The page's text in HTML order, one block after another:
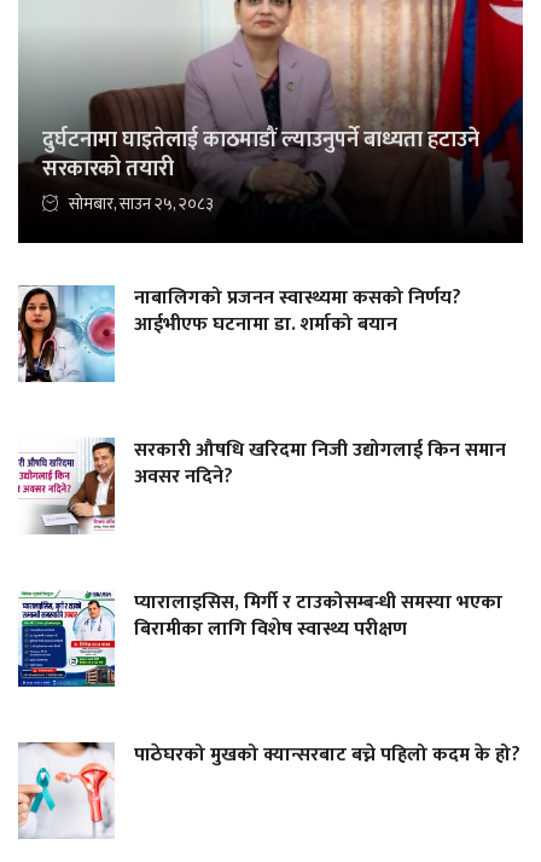
दुर्घटनामा घाइतेलाई काठमाडौं ल्याउनुपर्ने बाध्यता हटाउने
सरकारको तयारी
सोमबार, साउन २५, २०८३
नाबालिगको प्रजनन स्वास्थ्यमा कसको निर्णय?
आईभीएफ घटनामा डा. शर्माको बयान
सरकारी औषधि खरिदमा निजी उद्योगलाई किन समान
अवसर नदिने?
प्यारालाइसिस, मिर्गी र टाउकोसम्बन्धी समस्या भएका
बिरामीका लागि विशेष स्वास्थ्य परीक्षण
पाठेघरको मुखको क्यान्सरबाट बच्ने पहिलो कदम के हो?